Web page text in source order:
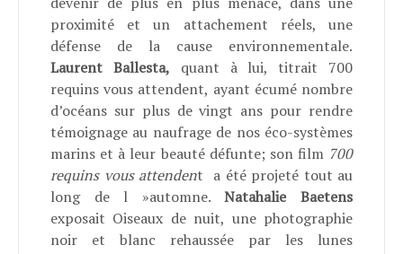
proximité et un attachement réels, une
défense de la cause environnementale.
Laurent Ballesta, quant à lui, titrait 700
requins vous attendent, ayant écumé nombre
d’océans sur plus de vingt ans pour rendre
témoignage au naufrage de nos éco-systèmes
marins et à leur beauté défunte; son film 700
requins vous attendent a été projeté tout au
long de l »automne.Natahalie Baetens
exposait Oiseaux de nuit, une photographie
noir et blanc rehaussée par les lunes